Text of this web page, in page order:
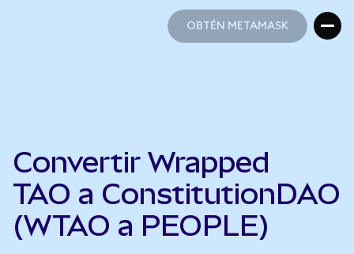
OBTÉN METAMASK
Convertir Wrapped
TAO a ConstitutionDAO
(WTAO a PEOPLE)